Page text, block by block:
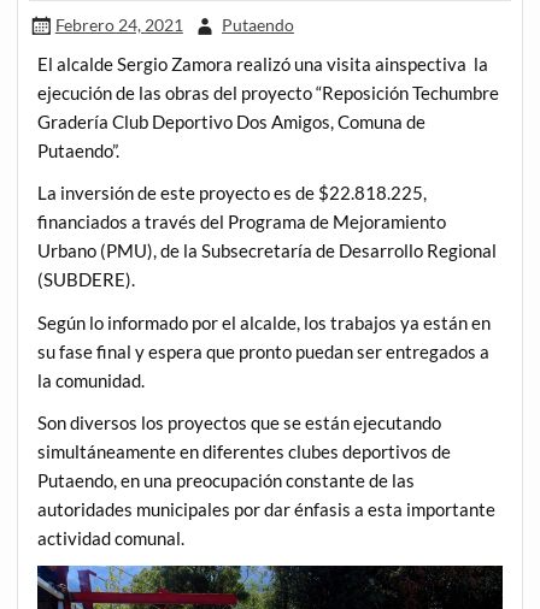
Febrero 24, 2021 Putaendo
El alcalde Sergio Zamora realizó una visita ainspectiva la
ejecución de las obras del proyecto “Reposición Techumbre
Gradería Club Deportivo Dos Amigos, Comuna de
Putaendo”.
La inversión de este proyecto es de $22.818.225,
financiados a través del Programa de Mejoramiento
Urbano (PMU), de la Subsecretaría de Desarrollo Regional
(SUBDERE).
Según lo informado por el alcalde, los trabajos ya están en
su fase final y espera que pronto puedan ser entregados a
la comunidad.
Son diversos los proyectos que se están ejecutando
simultáneamente en diferentes clubes deportivos de
Putaendo, en una preocupación constante de las
autoridades municipales por dar énfasis a esta importante
actividad comunal.